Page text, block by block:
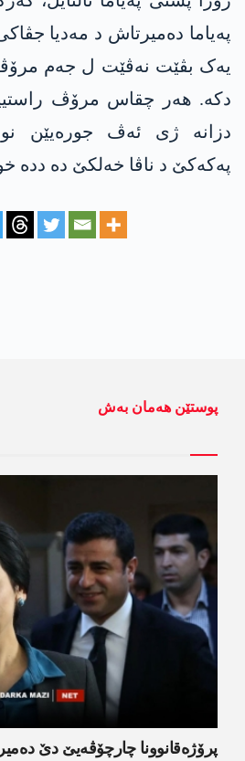
پەیاما دەمیرتاش د مەدیا
یەک بڤێت نەڤێت ل جەم
دکە. ھەر چقاس مرۆڤ
دزانە ژی ئەڤ جورەیێن
پەکەکێ د ناڤا خەلکێ دە ددە
پوستێن ھەمان بەش
پرۆژەقانوونا چارچۆڤەیێ دێ